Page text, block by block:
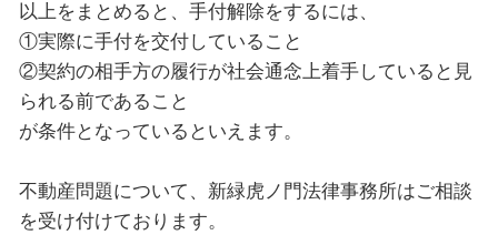
以上をまとめると、手付解除をするには、
①実際に手付を交付していること
②契約の相手方の履行が社会通念上着手していると見
られる前であること
が条件となっているといえます。
不動産問題について、新緑虎ノ門法律事務所はご相談
を受け付けております。